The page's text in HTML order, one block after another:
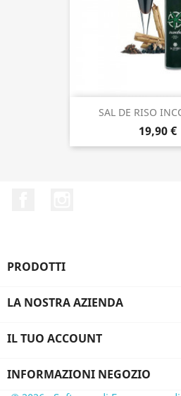
SAL DE RISO
19,90 €
PRODOTTI
LA NOSTRA AZIENDA
IL TUO ACCOUNT
INFORMAZIONI NEGOZIO